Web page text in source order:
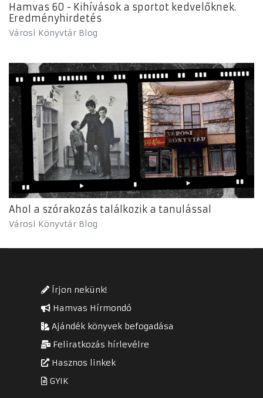
Hamvas 60 - Kihívások a sportot kedvelőknek.
Eredményhirdetés
Városi Könyvtár Blog
Ahol a szórakozás találkozik a tanulással
Városi Könyvtár Blog
Írjon nekünk!
Hamvas Hírmondó
Ajándék könyvek befogadása
Feliratkozás hírlevélre
Hasznos linkek
GYIK